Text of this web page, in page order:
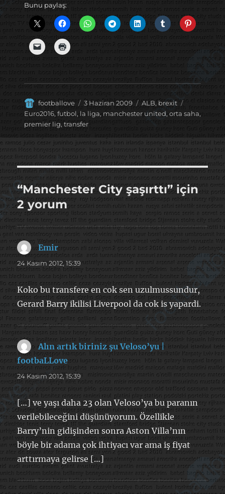
Bunu paylaş:
Yazar
footballove
Yayın
tarihi
3 Haziran 2009 Kategoriler
ALB, brexit
Euro2016, futbol, la liga, manchester united, orta saha,
premier lig, transfer
“Manchester City şaşırttı” için
2 yorum
Emirdedi
ki:
24 Kasım 2012, 15:39
Koko bu transfere en cok sen uzulmussundur,
Gerard Barry ikilisi Liverpool da cok is yapardi.
Alın artık biriniz şu Veloso’yu |
footbaLLovededi
ki:
24 Kasım 2012, 15:39
[…] ve yaşı daha 23 olan Veloso’ya bu paranın
verilebileceğini düşünüyorum. Özellikle
Barry’nin gidişinden sonra Aston Villa’nın
böyle bir adama çok ihtiyacı var ama iş fiyat
arttırmaya gelirse […]